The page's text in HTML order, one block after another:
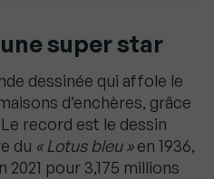
super star
dessinée qui affole le
d’enchères, grâce
record est le dessin
du « Lotus bleu »en 1936,
2021 pour 3,175 millions